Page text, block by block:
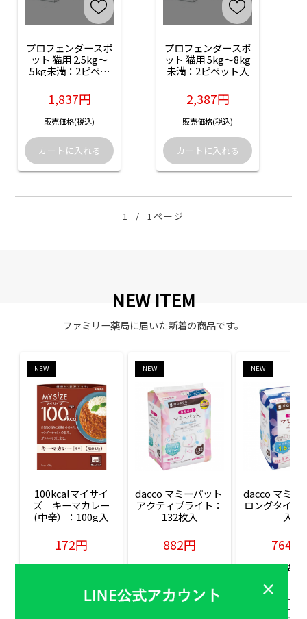
プロフェンダースポ
ット 猫用 2.5kg～
5kg未満：2ピペッ
1,837円
販売価格(税込)
プロフェンダースポ
ット 猫用 5kg～8kg
未満：2ピペット入
2,387円
販売価格(税込)
1 / 1ページ
NEW ITEM
ファミリー薬局に届いた新着の商品です。
NEW
100kcalマイサイ
ズ　キーマカレー
(中辛）：100g入
172円
販売価格(税込)
NEW
dacco マミーパット
アクティブライト：
132枚入
882円
販売価格(税込)
NEW
dacco マミー
ロングタイム
入
764円
販売価格(税